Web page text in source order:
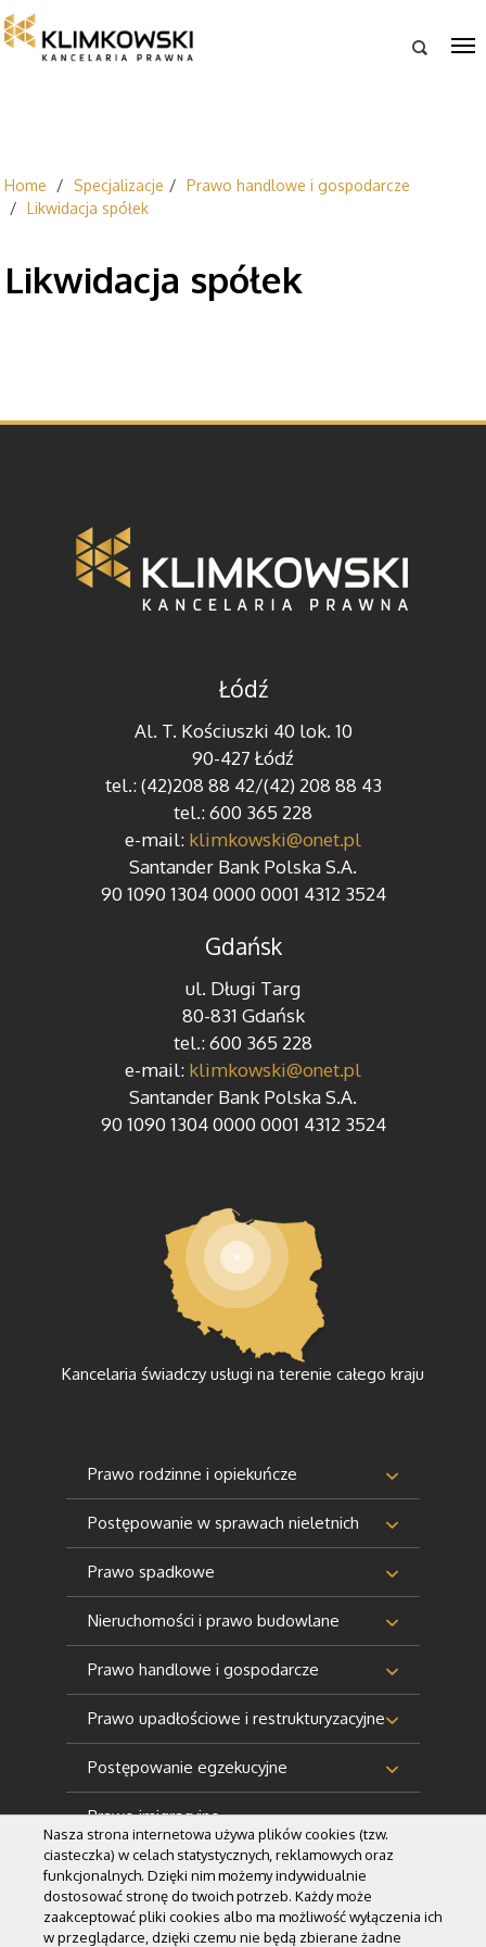

Home Specjalizacje
Prawo handlowe i gospodarcze
Likwidacja spółek
Likwidacja spółek
Łódź
Al. T. Kościuszki 40 lok. 10
90-427 Łódź
tel.: (42)208 88 42/(42) 208 88 43
tel.: 600 365 228
e-mail: klimkowski@onet.pl
Santander Bank Polska S.A.
90 1090 1304 0000 0001 4312 3524
Gdańsk
ul. Długi Targ
80-831 Gdańsk
tel.: 600 365 228
e-mail: klimkowski@onet.pl
Santander Bank Polska S.A.
90 1090 1304 0000 0001 4312 3524
Kancelaria świadczy usługi na terenie całego kraju
Prawo rodzinne i opiekuńcze
Postępowanie w sprawach nieletnich
Prawo spadkowe
Nieruchomości i prawo budowlane
Prawo handlowe i gospodarcze
Prawo upadłościowe i restrukturyzacyjne
Postępowanie egzekucyjne
Prawo imigracyjne
Nasza strona internetowa używa plików cookies (tzw.
ciasteczka) w celach statystycznych, reklamowych oraz
funkcjonalnych. Dzięki nim możemy indywidualnie
dostosować stronę do twoich potrzeb. Każdy może
zaakceptować pliki cookies albo ma możliwość wyłączenia ich
w przeglądarce, dzięki czemu nie będą zbierane żadne